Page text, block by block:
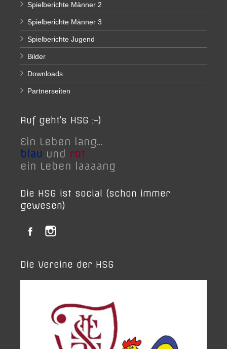
Spielberichte Männer 2
Spielberichte Männer 3
Spielberichte Jugend
Bilder
Downloads
Partnerseiten
Auf geht’s HSG ;-)
Ein Leben lang...
blau und rot
ein Leben laaaang
Die HSG ist social (schon immer
gewesen)
Die Vereine der HSG